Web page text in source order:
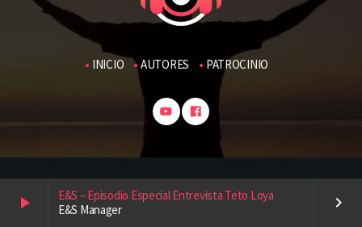
play_arrow
E&S – Episodio Especial Entrevista Teto Loya
E&S Manager
keyboard_arrow_right
INICIO AUTORES PATROCINIO